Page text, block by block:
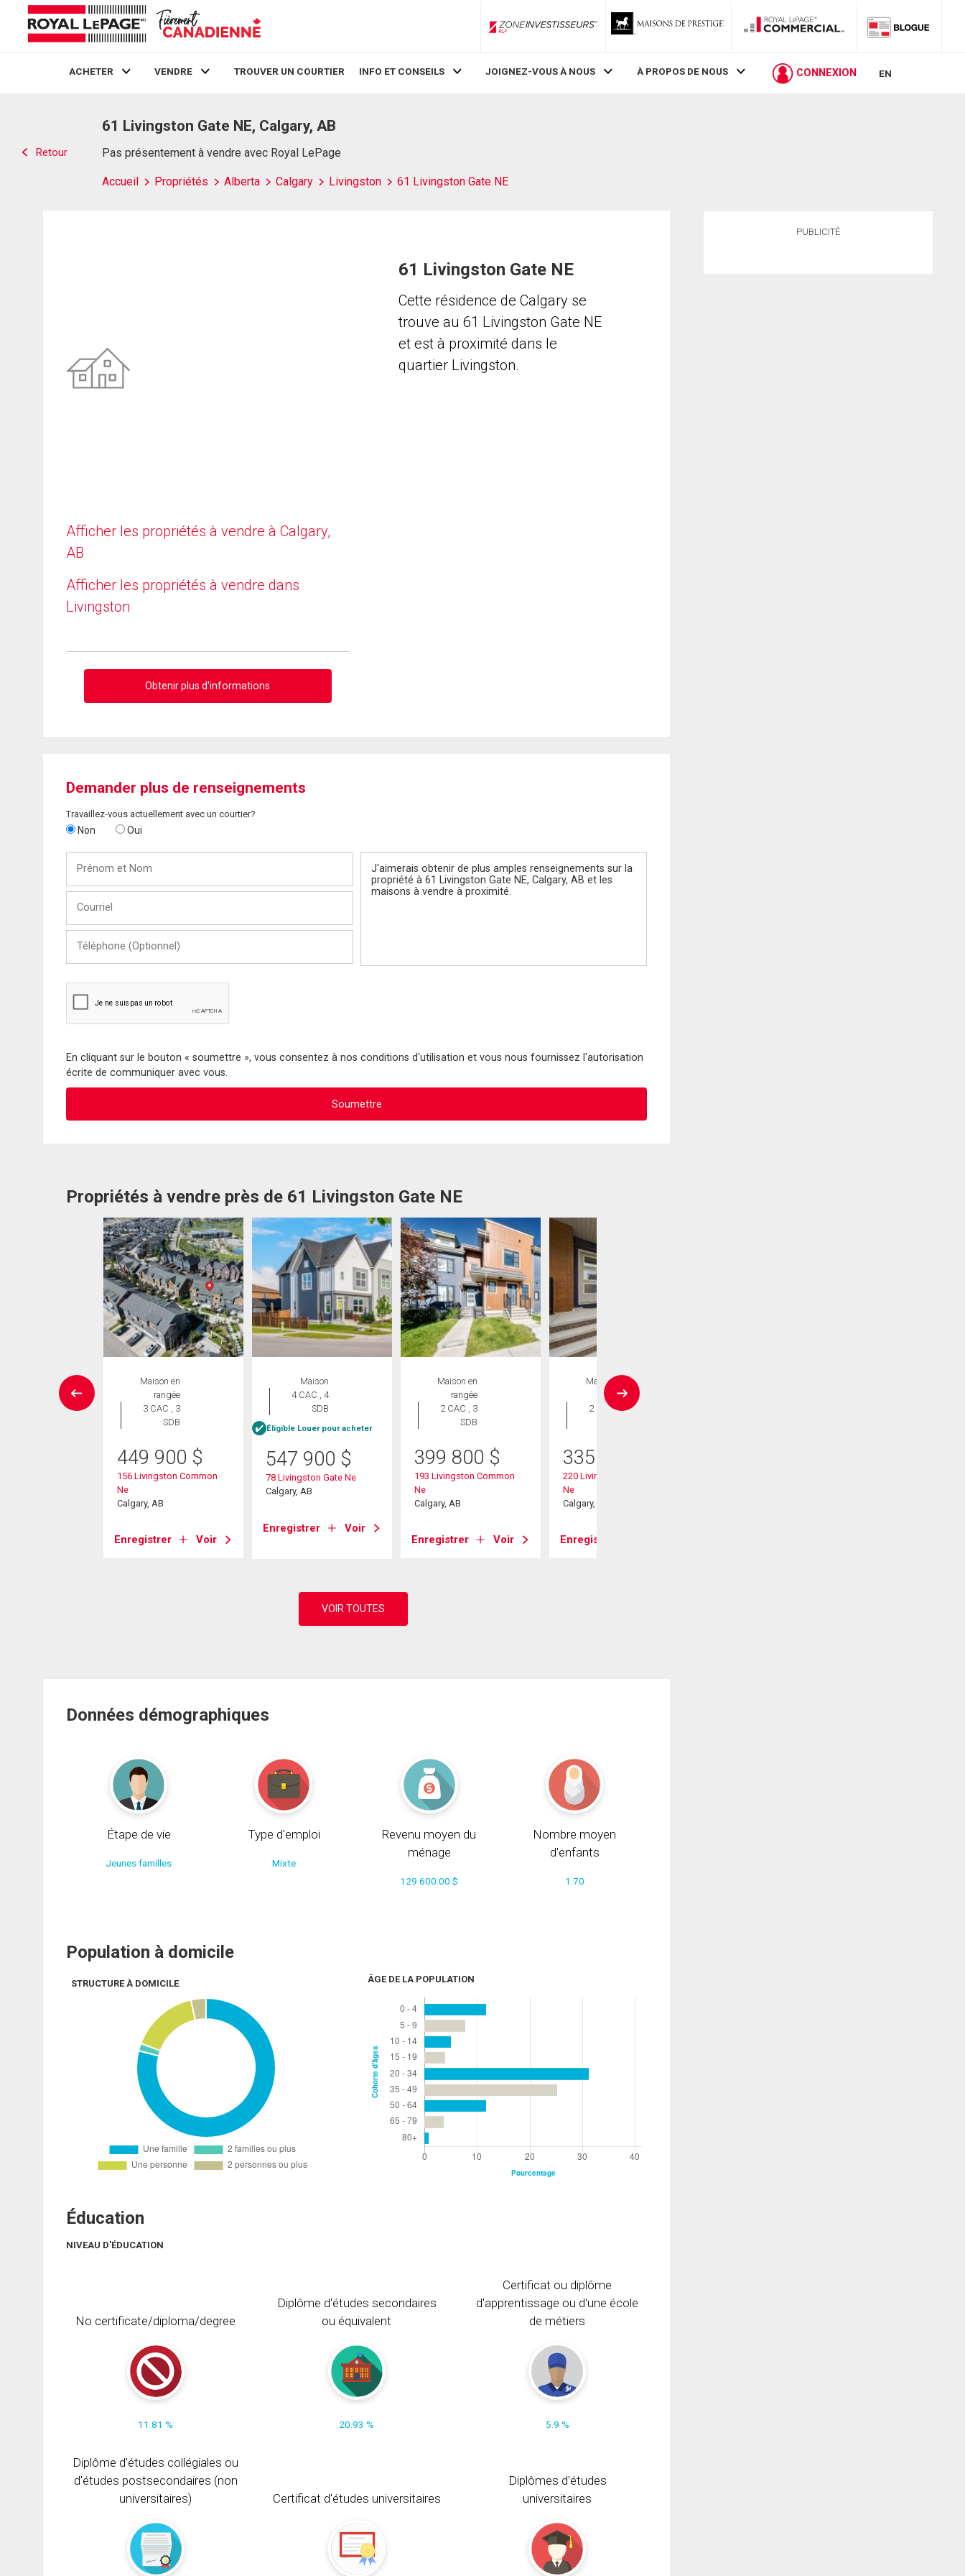
ZoneInvestisseurs RLP
ACHETER VENDRE TROUVER UN COURTIER INFO ET CONSEILS JOIGNEZ-VOUS À NOUS À PROPOS DE NOUS CONNEXION EN
Retour
61 Livingston Gate NE, Calgary, AB
Pas présentement à vendre avec Royal LePage
Accueil Propriétés Alberta Calgary Livingston 61 Livingston Gate NE
Afficher les propriétés à vendre à Calgary,
AB
Afficher les propriétés à vendre dans
Livingston
Obtenir plus d'informations
61 Livingston Gate NE
Cette résidence de Calgary se
trouve au 61 Livingston Gate NE
et est à proximité dans le
quartier Livingston.
Demander plus de renseignements
Travaillez-vous actuellement avec un courtier?
Non Oui
Nom
(Optionnel)
En cliquant sur le bouton « soumettre », vous consentez à nos conditions d'utilisation et vous nous fournissez l'autorisation
écrite de communiquer avec vous.
Propriétés à vendre près de 61 Livingston Gate NE
Maison en
rangée
3 CAC , 3
SDB
449 900 $
156 Livingston Common
Ne
Calgary, AB
Enregistrer Voir
Maison
4 CAC , 4
SDB
Éligible Louer pour acheter
547 900 $
78 Livingston Gate Ne
Calgary, AB
Enregistrer Voir
Maison en
rangée
2 CAC , 3
SDB
399 800 $
193 Livingston Common
Ne
Calgary, AB
Enregistrer Voir
Maison en
rangée
2 CAC , 1
335 000
220 Livingston Common
Ne
Calgary, AB
Enregistrer
Données démographiques
Étape de vie
Jeunes familles
Type d'emploi
Mixte
Revenu moyen du
ménage
129 600.00 $
Nombre moyen
d'enfants
1.70
Population à domicile
STRUCTURE À DOMICILE ÂGE DE LA POPULATION
Éducation
NIVEAU D'ÉDUCATION
No certificate/diploma/degree
11.81 %
Diplôme d'études secondaires
ou équivalent
20.93 %
Certificat ou diplôme
d'apprentissage ou d'une école
de métiers
5.9 %
Diplôme d'études collégiales ou
d'études postsecondaires (non
universitaires)
Certificat d'études universitaires
Diplômes d'études
universitaires
PUBLICITÉ